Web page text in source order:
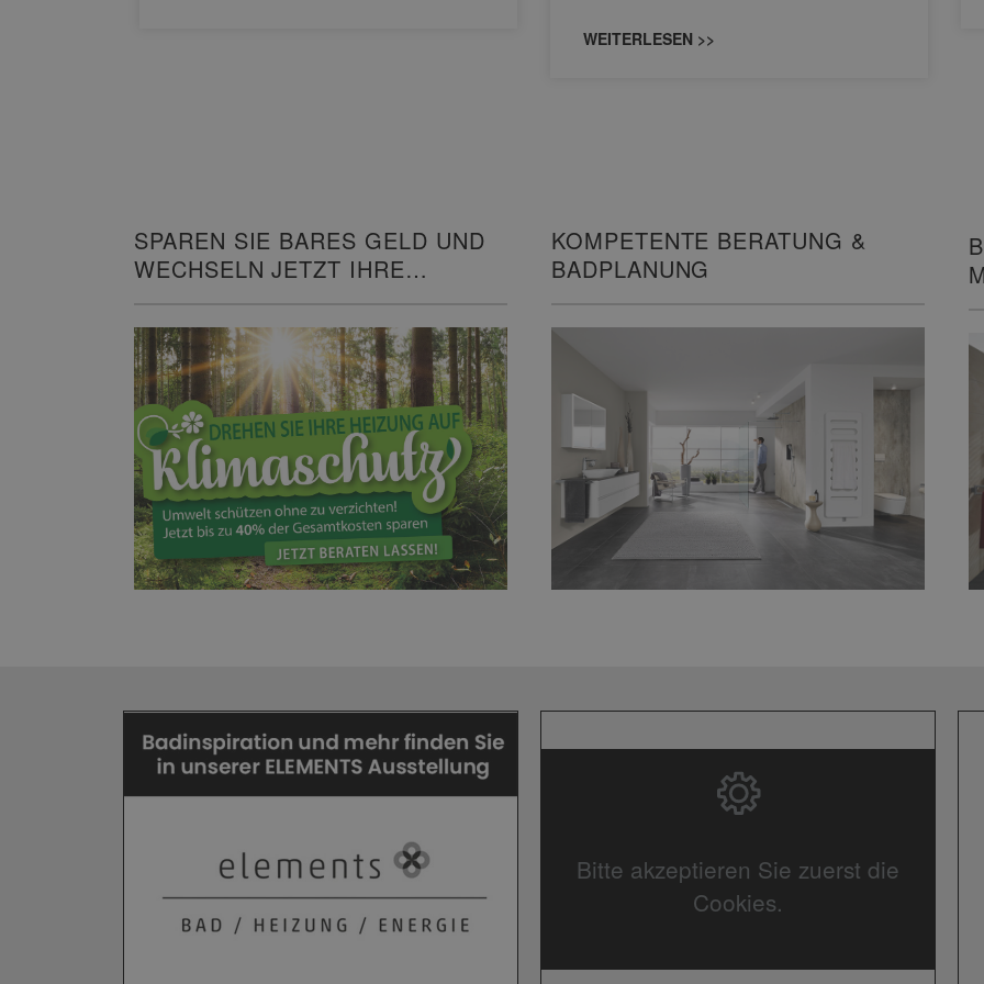
WEITERLESEN >>
SPAREN SIE BARES GELD UND
WECHSELN JETZT IHRE
KOMPETENTE BERATUNG &
BADPLANUNG
Bitte akzeptieren Sie zuerst die
Cookies.